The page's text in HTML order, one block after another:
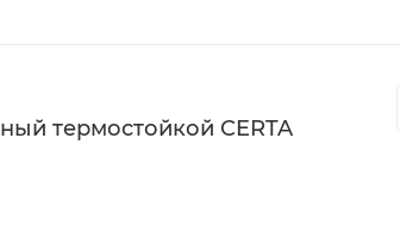
термостойкой CERTA